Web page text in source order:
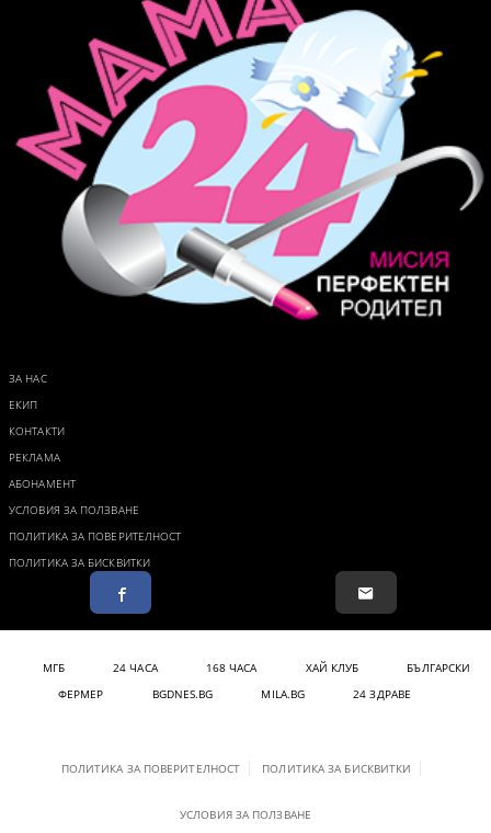
ЗА НАС
ЕКИП
КОНТАКТИ
РЕКЛАМА
АБОНАМЕНТ
УСЛОВИЯ ЗА ПОЛЗВАНЕ
ПОЛИТИКА ЗА ПОВЕРИТЕЛНОСТ
ПОЛИТИКА ЗА БИСКВИТКИ
МГБ 24 ЧАСА 168 ЧАСА ХАЙ КЛУБ
БЪЛГАРСКИ
ФЕРМЕР
BGDNES.BG MILA.BG 24 ЗДРАВЕ
ПОЛИТИКА ЗА ПОВЕРИТЕЛНОСТ ПОЛИТИКА ЗА БИСКВИТКИ
УСЛОВИЯ ЗА ПОЛЗВАНЕ